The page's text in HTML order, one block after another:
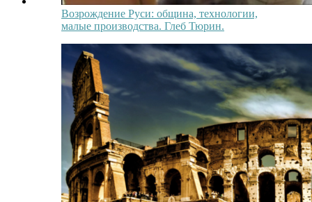
Возрождение Руси: община, технологии,
малые производства. Глеб Тюрин.